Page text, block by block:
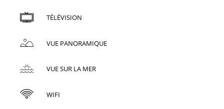
TÉLÉVISION
VUE PANORAMIQUE
VUE SUR LA MER
WIFI